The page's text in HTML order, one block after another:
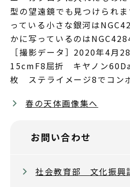
型の望遠鏡でも見つけられ
っている小さな銀河は
かに写っているのは
［撮影データ］2020年4
15cmF8屈折 キヤノン
枚 ステライメージ8でコン
春の天体画像集へ
お問い合わせ
社会教育部 文化振興